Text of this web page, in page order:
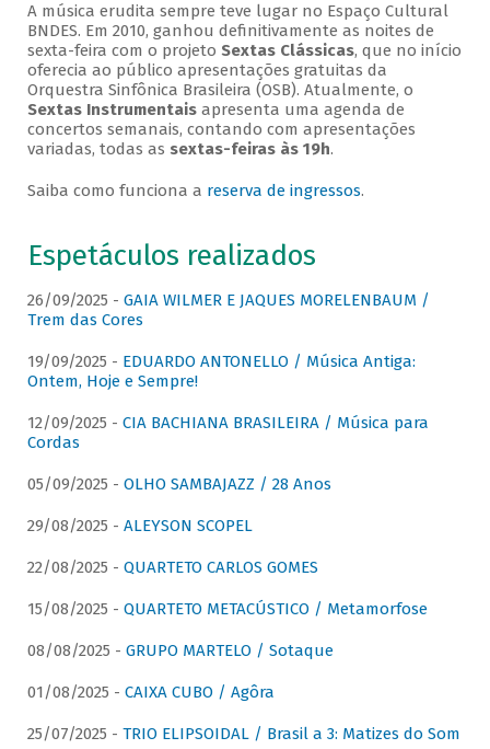
A música erudita sempre teve lugar no Espaço Cultural
BNDES. Em 2010, ganhou definitivamente as noites de
sexta-feira com o projeto Sextas Clássicas, que no início
oferecia ao público apresentações gratuitas da
Orquestra Sinfônica Brasileira (OSB). Atualmente, o
Sextas Instrumentaisapresenta uma agenda de
concertos semanais, contando com apresentações
variadas, todas as sextas-feiras às 19h.
Saiba como funciona a reserva de ingressos.
Espetáculos realizados
26/09/2025 - GAIA WILMER E JAQUES MORELENBAUM /
Trem das Cores
19/09/2025 - EDUARDO ANTONELLO / Música Antiga:
Ontem, Hoje e Sempre!
12/09/2025 - CIA BACHIANA BRASILEIRA / Música para
Cordas
05/09/2025 - OLHO SAMBAJAZZ / 28 Anos
29/08/2025 - ALEYSON SCOPEL
22/08/2025 - QUARTETO CARLOS GOMES
15/08/2025 - QUARTETO METACÚSTICO / Metamorfose
08/08/2025 - GRUPO MARTELO / Sotaque
01/08/2025 - CAIXA CUBO / Agôra
25/07/2025 - TRIO ELIPSOIDAL / Brasil a 3: Matizes do Som